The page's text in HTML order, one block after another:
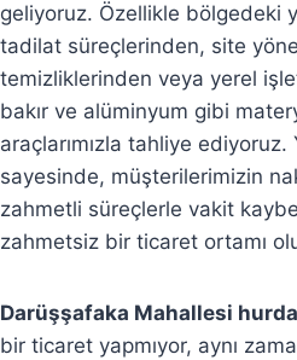
geliyoruz. Özellikle bölgedeki
tadilat süreçlerinden, site
temizliklerinden veya yerel
bakır ve alüminyum gibi
araçlarımızla tahliye
sayesinde, müşterilerimizin
zahmetli süreçlerle vakit
zahmetsiz bir ticaret ortamı
Darüşşafaka Mahallesi
bir ticaret yapmıyor, aynı